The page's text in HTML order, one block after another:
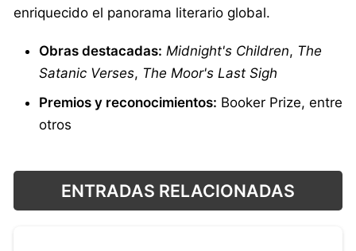
enriquecido el panorama literario global.
Obras destacadas: Midnight's Children, The
Satanic Verses, The Moor's Last Sigh
Premios y reconocimientos: Booker Prize, entre
otros
ENTRADAS RELACIONADAS